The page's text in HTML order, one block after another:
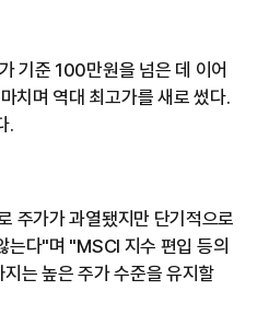
기준 100만원을 넘은 데 이어
치며 역대 최고가를 새로 썼다.
.
주가가 과열됐지만 단기적으로
는다"며 "MSCI 지수 편입 등의
는 높은 주가 수준을 유지할